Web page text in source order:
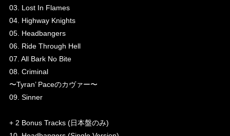
03. Lost In Flames
04. Highway Knights
05. Headbangers
06. Ride Through Hell
07. All Bark No Bite
08. Criminal
〜Tyran’ Paceのカヴァー〜
09. Sinner
+ 2 Bonus Tracks (日本盤のみ)